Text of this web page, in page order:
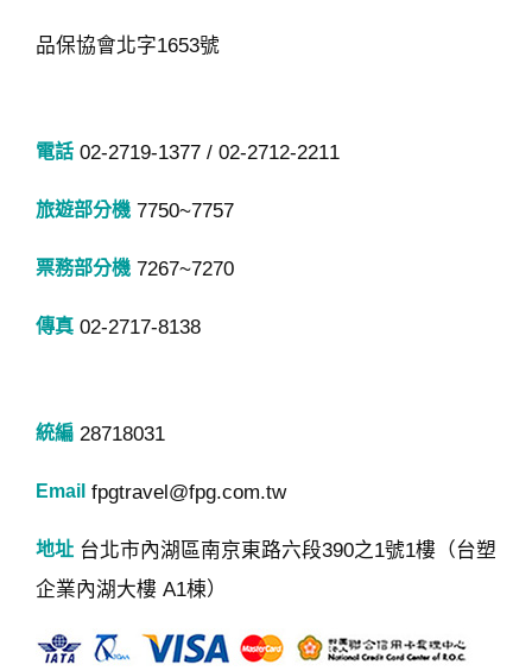
品保協會北字1653號
02-2719-1377 / 02-2712-2211
7750~7757
7267~7270
02-2717-8138
28718031
fpgtravel@fpg.com.tw
台北市內湖區南京東路六段390之1號1樓（台塑
企業內湖大樓 A1棟）